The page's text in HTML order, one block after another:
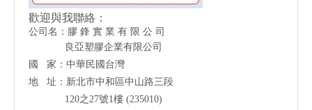
歡迎與我聯絡：
公司名：膠 鋒 實 業 有 限 公 司
良亞塑膠企業有限公司
國 家：中華民國台灣
地 址：新北市中和區中山路三段
120之27號1樓 (235010)